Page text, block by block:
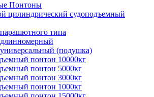
Понтоны
цилиндрический судоподъемный
типа
(подушка)
понтон 10000кг
понтон 5000кг
понтон 3000кг
понтон 1000кг